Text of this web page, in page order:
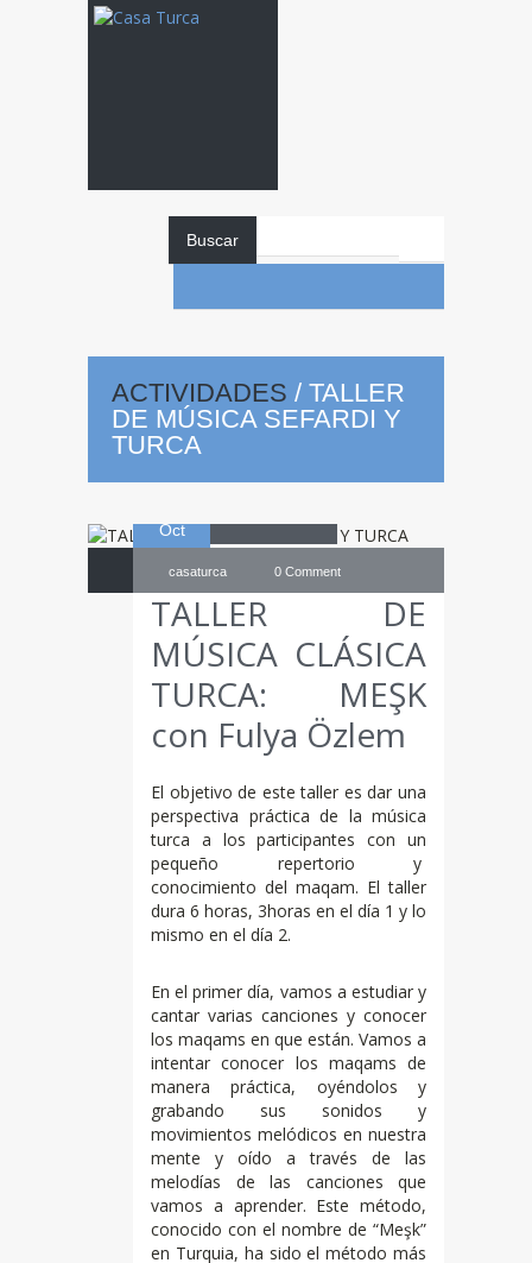
Buscar
ACTIVIDADES / TALLER
DE MÚSICA SEFARDI Y
TURCA
Oct
TALLERDE
SEFARDI Y
casaturca 0 Comment
TALLER DE
MÚSICA CLÁSICA
TURCA: MEŞK
con Fulya Özlem
El objetivo de este taller es dar una
perspectiva práctica de la música
turca a los participantes con un
pequeño repertorio y
conocimiento del maqam. El taller
dura 6 horas, 3horas en el día 1 y lo
mismo en el día 2.
En el primer día, vamos a estudiar y
cantar varias canciones y conocer
los maqams en que están. Vamos a
intentar conocer los maqams de
manera práctica, oyéndolos y
grabando sus sonidos y
movimientos melódicos en nuestra
mente y oído a través de las
melodías de las canciones que
vamos a aprender. Este método,
conocido con el nombre de “Meşk”
en Turquia, ha sido el método más